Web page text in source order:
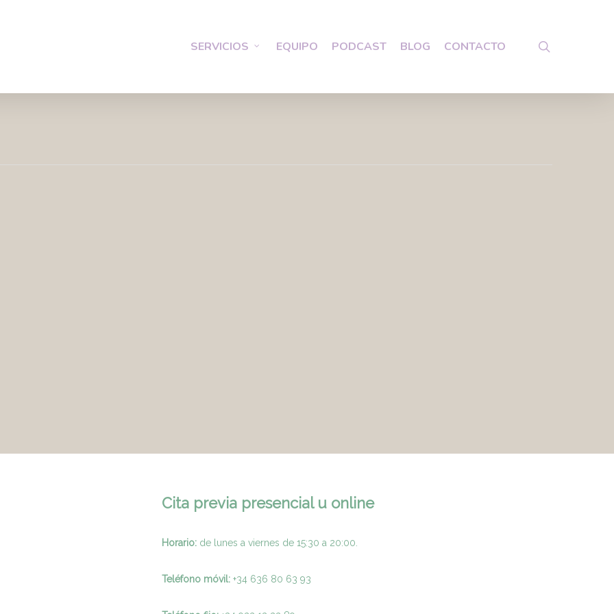
SERVICIOS EQUIPO PODCAST BLOG CONTACTO
Cita previa presencial u online
Horario:de lunes a viernes de 15:30 a 20:00.
Teléfono móvil: +34 636 80 63 93